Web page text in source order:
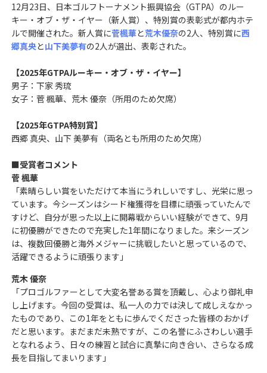
12月23日、日本ゴルフトーナメント振興協会（GTPA）のルー
キー・オブ・ザ・イヤー（新人賞）、特別賞の表彰式が都内ホテ
ルで開催された。新人賞に菅楓華と荒木優奈の2人、特別賞に西
郷真央と山下美夢有の2人が選出、表彰された。
【2025年GTPAルーキー・オブ・ザ・イヤー】
男子：下家 秀琉
女子：菅 楓華、荒木 優奈（所用のため欠席）
【2025年GTPA特別賞】
西郷 真央、山下 美夢有（両名とも所用のため欠席）
■受賞者コメント
菅 楓華
「素晴らしい賞をいただけて本当にうれしいですし、光栄に思っ
ています。今シーズンはシード権獲得を目標に頑張っていたんで
すけど、自分が思った以上に開幕戦からいい経験ができて、9月
に初優勝ができたので充実した1年間になりました。来シーズン
は、複数回優勝と海外メジャーに挑戦したいと思っているので、
活躍できるように頑張ります」
荒木 優奈
「プロゴルファーとして大変名誉ある賞を頂戴し、心より御礼申
し上げます。今回の受賞は、私一人の力では決して成しえなかっ
たものであり、この1年をともに歩んでくださった皆様のおかげ
だと思います。まだまだ未熟ですが、この名誉にふさわしい選手
となれるよう、日々の練習と試合に真摯に向き合い、さらなる成
長を目指してまいります」